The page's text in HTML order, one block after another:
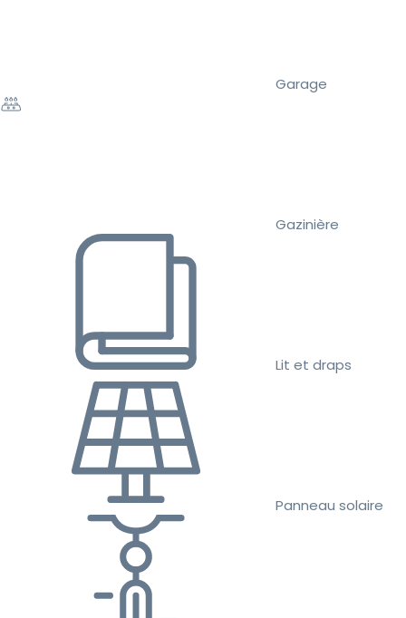
Garage
Gazinière
Lit et draps
Panneau solaire